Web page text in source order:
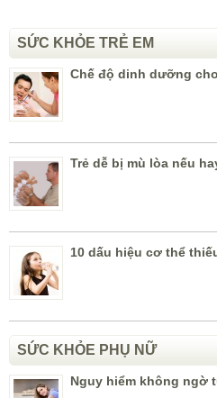
SỨC KHỎE TRẺ EM
Chế độ dinh dưỡng
Trẻ dễ bị mù lòa nếu
10 dấu hiệu cơ thể
SỨC KHỎE PHỤ NỮ
Nguy hiểm không ngờ